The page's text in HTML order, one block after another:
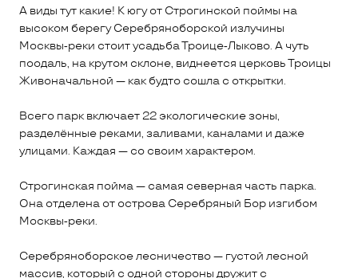
А виды тут какие! К югу от Строгинской поймы на
высоком берегу Серебряноборской излучины
Москвы‑реки стоит усадьба Троице‑Лыково. А чуть
поодаль, на крутом склоне, виднеется церковь Троицы
Живоначальной — как будто сошла с открытки.
Всего парк включает 22 экологические зоны,
разделённые реками, заливами, каналами и даже
улицами. Каждая — со своим характером.
Строгинская пойма — самая северная часть парка.
Она отделена от острова Серебряный Бор изгибом
Москвы‑реки.
Серебряноборское лесничество — густой лесной
массив, который с одной стороны дружит с